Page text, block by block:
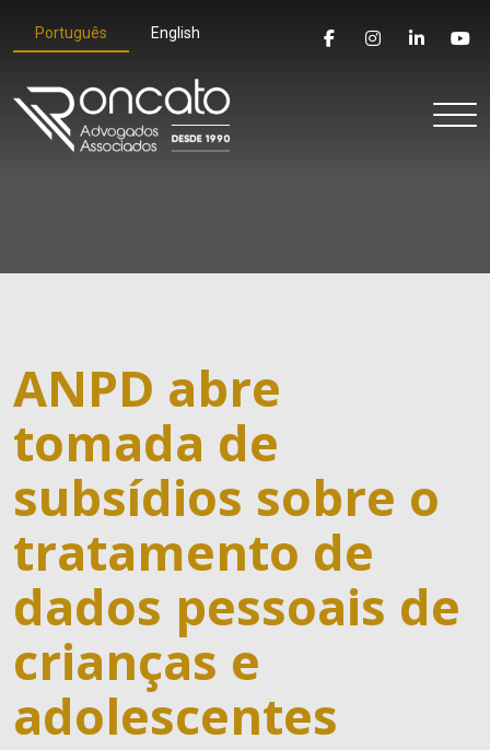
Português English
ANPD abre
tomada de
subsídios sobre o
tratamento de
dados pessoais de
crianças e
adolescentes